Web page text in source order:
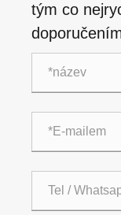
tým co